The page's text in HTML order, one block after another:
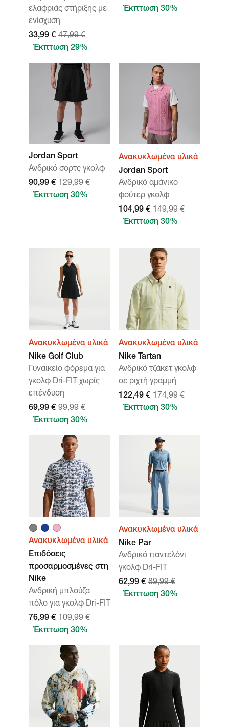
ελαφριάς στήριξης με
ενίσχυση
33,99 € 47,99 €
Έκπτωση 29%
Έκπτωση 30%
Jordan Sport
Ανδρικό σορτς γκολφ
90,99 € 129,99 €
Έκπτωση 30%
Ανακυκλωμένα υλικά
Jordan Sport
Ανδρικό αμάνικο
φούτερ γκολφ
104,99 € 149,99 €
Έκπτωση 30%
Ανακυκλωμένα υλικά
Nike Golf Club
Γυναικείο φόρεμα για
γκολφ Dri-FIT χωρίς
επένδυση
69,99 € 99,99 €
Έκπτωση 30%
Ανακυκλωμένα υλικά
Nike Tartan
Ανδρικό τζάκετ γκολφ
σε ριχτή γραμμή
122,49 € 174,99 €
Έκπτωση 30%
Ανακυκλωμένα υλικά
Επιδόσεις
προσαρμοσμένες στη
Nike
Ανδρική μπλούζα
πόλο για γκολφ Dri-FIT
76,99 € 109,99 €
Έκπτωση 30%
Ανακυκλωμένα υλικά
Nike Par
Ανδρικό παντελόνι
γκολφ Dri-FIT
62,99 € 89,99 €
Έκπτωση 30%